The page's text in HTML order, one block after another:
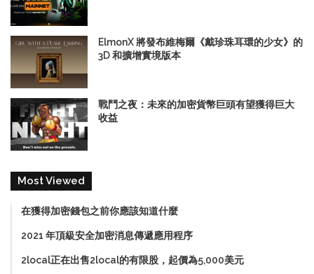
ElmonX 將發布維梅爾《戴珍珠耳環的少女》的
3D 和擴增實境版本
戰鬥之夜：未來的加密貨幣巨頭有望獲得巨大
收益
Most Viewed
在獲得加密錢包之前你應該知道什麼
2021 年頂級安全加密消息傳遞應用程序
2local正在出售2local的有限股，起價為5,000美元